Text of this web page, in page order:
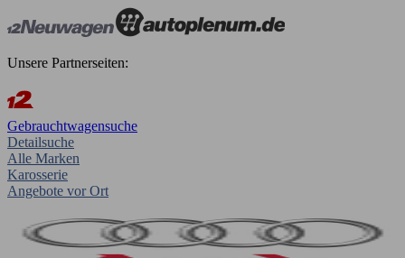
Unsere Partnerseiten:
Gebrauchtwagensuche
Detailsuche
Alle Marken
Karosserie
Angebote vor Ort